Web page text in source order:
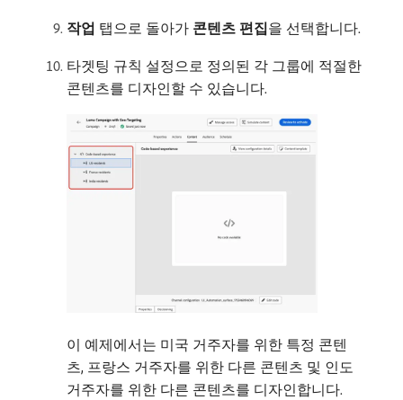
작업 탭으로 돌아가 콘텐츠 편집​을 선택합니다.
타겟팅 규칙 설정으로 정의된 각 그룹에 적절한
콘텐츠를 디자인할 수 있습니다.
이 예제에서는 미국 거주자를 위한 특정 콘텐
츠, 프랑스 거주자를 위한 다른 콘텐츠 및 인도
거주자를 위한 다른 콘텐츠를 디자인합니다.